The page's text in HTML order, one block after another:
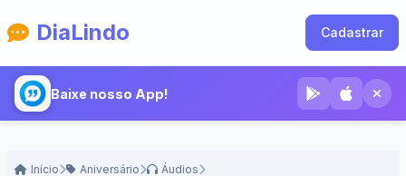
DiaLindo Cadastrar
Baixe nosso App!
Início Aniversário
Áudios